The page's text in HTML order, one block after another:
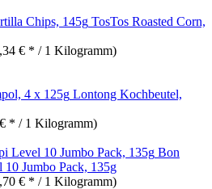
TosTos Roasted Corn,
€ * / 1 Kilogramm)
Lontong Kochbeutel,
* / 1 Kilogramm)
Bon
Jumbo Pack, 135g
€ * / 1 Kilogramm)